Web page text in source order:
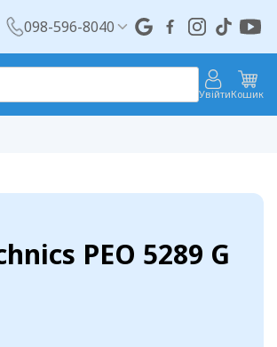
098-596-8040
УвійтиКошик
PEO 5289 G